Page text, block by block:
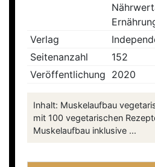
Verlag
Seitenanzahl
152
Veröffentlichung 2020
Inhalt: Muskelaufbau
mit 100 vegetarischen
Muskelaufbau inklusive ...